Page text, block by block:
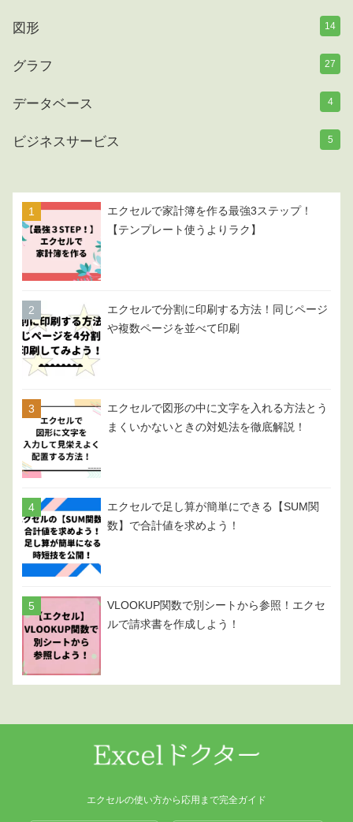
図形 14
グラフ 27
データベース 4
ビジネスサービス 5
エクセルで家計簿を作る最強3ステップ！
【テンプレート使うよりラク】
エクセルで分割に印刷する方法！同じページ
や複数ページを並べて印刷
エクセルで図形の中に文字を入れる方法とう
まくいかないときの対処法を徹底解説！
エクセルで足し算が簡単にできる【SUM関
数】で合計値を求めよう！
VLOOKUP関数で別シートから参照！エクセ
ルで請求書を作成しよう！
エクセルの使い方から応用まで完全ガイド